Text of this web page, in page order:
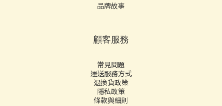
品牌故事
顧客服務
常見問題
運送服務方式
退換貨政策
隱私政策
條款與細則